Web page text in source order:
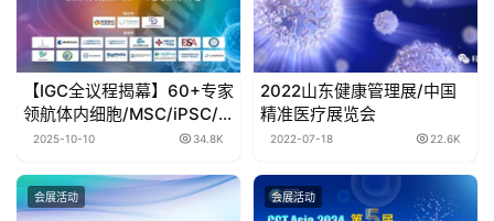
【IGC全议程揭幕】60+专家
领航体内细胞/MSC/iPSC/
外泌体新突破新突破，细胞
州！
2025-10-10 34.8K
2022山东健康管理展/中国
精准医疗展览会
2022-07-18 22.6K
会展活动 会展活动